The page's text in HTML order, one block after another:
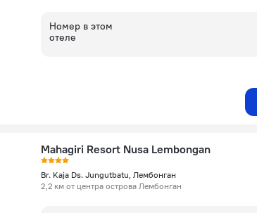
Номер в этом
отеле
Mahagiri Resort Nusa Lembongan
Br. Kaja Ds. Jungutbatu, Лембонган
2,2 км от центра острова Лембонган